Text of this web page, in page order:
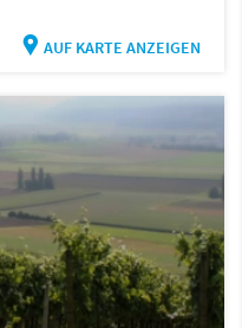
AUF KARTE ANZEIGEN